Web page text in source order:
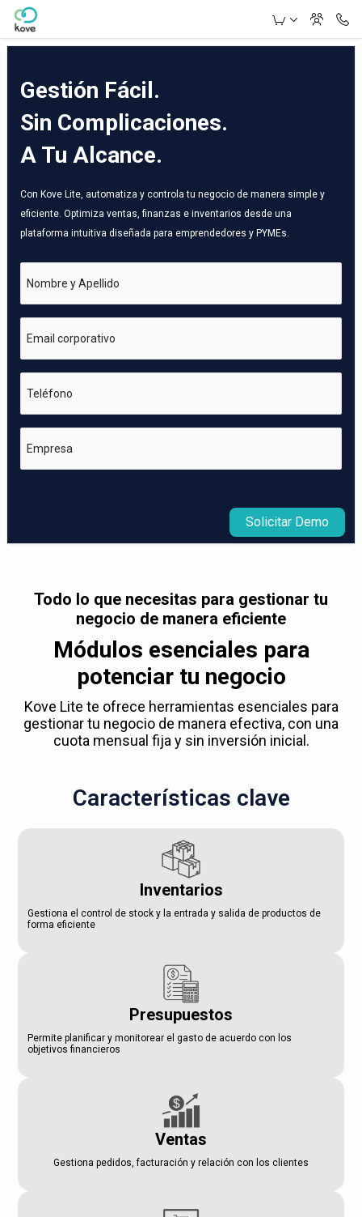
Skip to Main Content
Gestión Fácil.
Sin Complicaciones.
A Tu Alcance.
Con Kove Lite, automatiza y controla tu negocio de manera simple y
eficiente. Optimiza ventas, finanzas e inventarios desde una
plataforma intuitiva diseñada para emprendedores y PYMEs.
Nombre y Apellido
Email corporativo
Teléfono
Empresa
Solicitar Demo
Todo lo que necesitas para gestionar tu
negocio de manera eficiente
Módulos esenciales para
potenciar tu negocio
Kove Lite te ofrece herramientas esenciales para
gestionar tu negocio de manera efectiva, con una
cuota mensual fija y sin inversión inicial.
Características clave
Inventarios
Gestiona el control de stock y la entrada y salida de productos de
forma eficiente
Presupuestos
Permite planificar y monitorear el gasto de acuerdo con los
objetivos financieros
Ventas
Gestiona pedidos, facturación y relación con los clientes